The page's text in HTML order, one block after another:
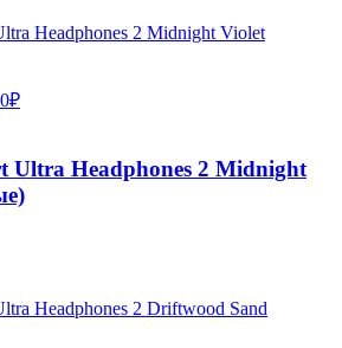
Ultra Headphones 2 Midnight